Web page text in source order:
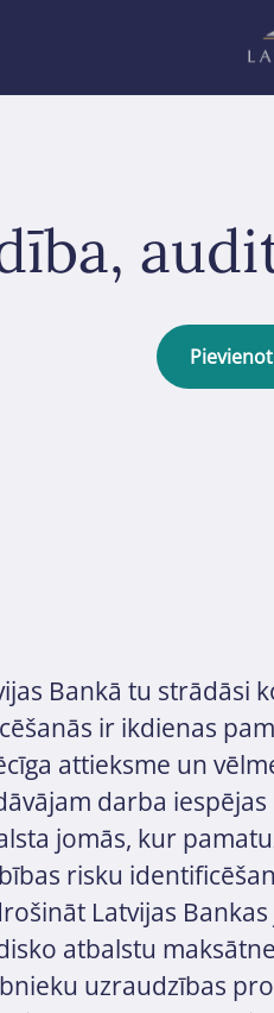
Bankā tu strādāsi
ir ikdienas
attieksme un
darba
jomās, kur
risku
Latvijas
atbalstu
uzraudzības